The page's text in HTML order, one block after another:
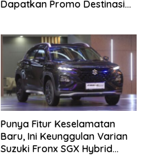
Dapatkan Promo Destinasi
Punya Fitur Keselamatan
Baru, Ini Keunggulan Varian
Suzuki Fronx SGX Hybrid